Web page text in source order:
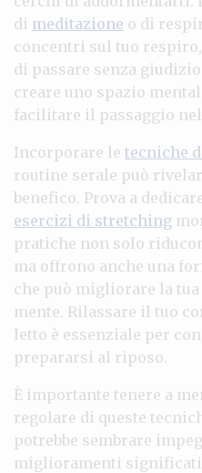
di meditazione o di
concentri sul tuo
di passare senza
creare uno spazio
facilitare il passaggio
Incorporare le tecniche
routine serale può
benefico. Prova a
esercizi di stretching
pratiche non solo
ma offrono anche una
che può migliorare la
mente. Rilassare il tuo
letto è essenziale per
prepararsi al riposo.
È importante tenere a
regolare di queste
potrebbe sembrare
miglioramenti